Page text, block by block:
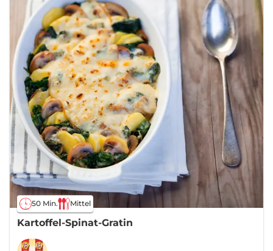
50 Min. Mittel
Kartoffel-Spinat-Gratin